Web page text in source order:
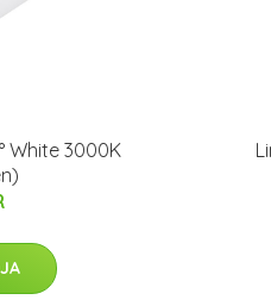
White 3000K